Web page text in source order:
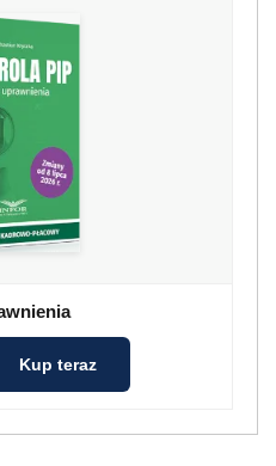
Kup teraz